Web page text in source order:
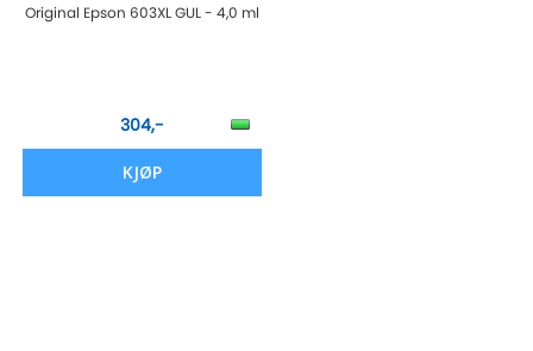
Original Epson 603XL GUL - 4,0 ml
304,-
KJØP